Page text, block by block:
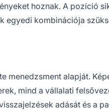
hoznak. A pozíció
egyedi kombinációja
menedzsment alapját.
mind a vállalati
adását és a